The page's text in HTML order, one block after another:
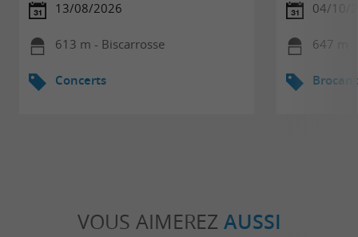
13/08/2026
613 m - Biscarrosse
Concerts
04/10/
647 m -
VOUS AIMEREZ AUSSI